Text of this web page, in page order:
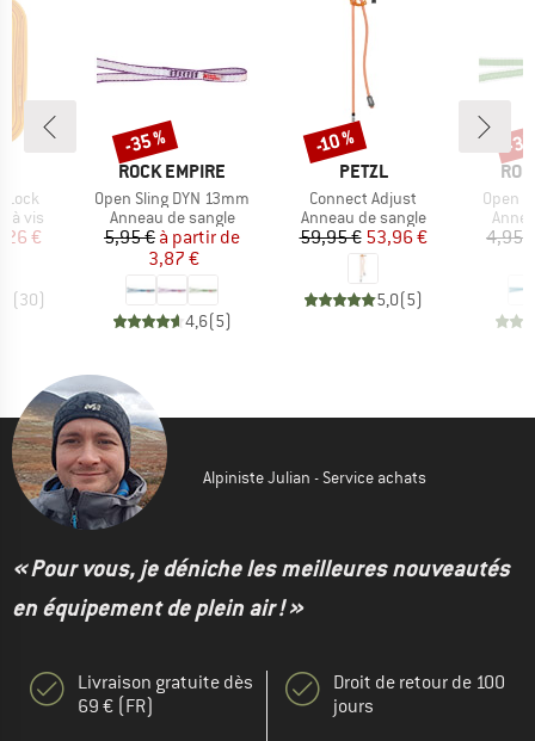
Lock
à vis
réduit
€
(30)
MARQUE
ROCK EMPIRE
Article
Open Sling DYN 13mm
Product group
Anneau de sangle
Prix
5,95 € Prix réduit
à partir de
3,87 €
4,6(5)
Remise
-35 %
MARQUE
PETZL
Article
Connect Adjust
Product group
Anneau de sangle
Prix
59,95 €Prix réduit
53,96 €
5,0(5)
Remise
-10 %
Article
Open
4,95
-
Alpiniste Julian - Service achats
« Pour vous, je déniche les meilleures nouveautés
en équipement de plein air ! »
Livraison gratuite dès
69 € (FR)
Droit de retour de 100
jours